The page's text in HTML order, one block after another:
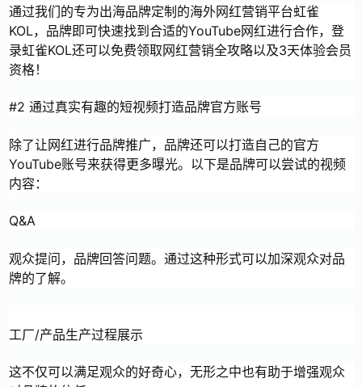
通过我们的专为出海品牌定制的海外网红营销平台虹雀
KOL，品牌即可快速找到合适的YouTube网红进行合作，登
录虹雀KOL还可以免费领取网红营销全攻略以及3天体验会员
资格！
#2 通过真实有趣的短视频打造品牌官方账号
除了让网红进行品牌推广，品牌还可以打造自己的官方
YouTube账号来获得更多曝光。以下是品牌可以尝试的视频
内容：
Q&A
观众提问，品牌回答问题。通过这种形式可以加深观众对品
牌的了解。
工厂/产品生产过程展示
这不仅可以满足观众的好奇心，无形之中也有助于增强观众